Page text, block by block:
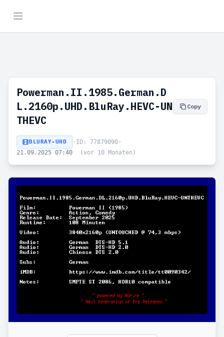
Powerman.II.1985.German.D
L.2160p.UHD.BluRay.HEVC-UN
THEVC
Copy
BLURAY-UHD • ID: 77879090•
21.09.2025 07:40
(vor 10 Monaten)